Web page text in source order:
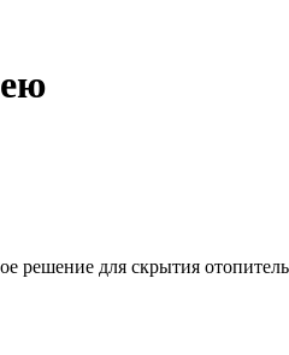
решение для скрытия